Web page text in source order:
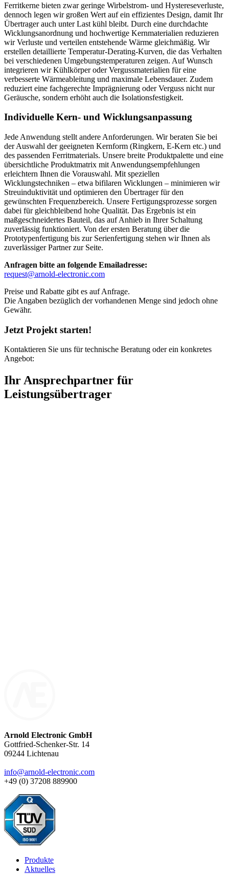
Ferritkerne bieten zwar geringe Wirbelstrom- und Hystereseverluste,
dennoch legen wir großen Wert auf ein effizientes Design, damit Ihr
Übertrager auch unter Last kühl bleibt. Durch eine durchdachte
Wicklungsanordnung und hochwertige Kernmaterialien reduzieren
wir Verluste und verteilen entstehende Wärme gleichmäßig. Wir
erstellen detaillierte Temperatur-Derating-Kurven, die das Verhalten
bei verschiedenen Umgebungstemperaturen zeigen. Auf Wunsch
integrieren wir Kühlkörper oder Vergussmaterialien für eine
verbesserte Wärmeableitung und maximale Lebensdauer. Zudem
reduziert eine fachgerechte Imprägnierung oder Verguss nicht nur
Geräusche, sondern erhöht auch die Isolationsfestigkeit.
Individuelle Kern- und Wicklungsanpassung
Jede Anwendung stellt andere Anforderungen. Wir beraten Sie bei
der Auswahl der geeigneten Kernform (Ringkern, E-Kern etc.) und
des passenden Ferritmaterials. Unsere breite Produktpalette und eine
übersichtliche Produktmatrix mit Anwendungsempfehlungen
erleichtern Ihnen die Vorauswahl. Mit speziellen
Wicklungstechniken – etwa bifilaren Wicklungen – minimieren wir
Streuinduktivität und optimieren den Übertrager für den
gewünschten Frequenzbereich. Unsere Fertigungsprozesse sorgen
dabei für gleichbleibend hohe Qualität. Das Ergebnis ist ein
maßgeschneidertes Bauteil, das auf Anhieb in Ihrer Schaltung
zuverlässig funktioniert. Von der ersten Beratung über die
Prototypenfertigung bis zur Serienfertigung stehen wir Ihnen als
zuverlässiger Partner zur Seite.
Anfragen bitte an folgende Emailadresse:
request@arnold-electronic.com
Preise und Rabatte gibt es auf Anfrage.
Die Angaben bezüglich der vorhandenen Menge sind jedoch ohne
Gewähr.
Jetzt Projekt starten!
Kontaktieren Sie uns für technische Beratung oder ein konkretes
Angebot:
Ihr Ansprechpartner für
Leistungsübertrager
Arnold Electronic GmbH
Gottfried-Schenker-Str. 14
09244 Lichtenau
info@arnold-electronic.com
+49 (0) 37208 889900
Produkte
Aktuelles